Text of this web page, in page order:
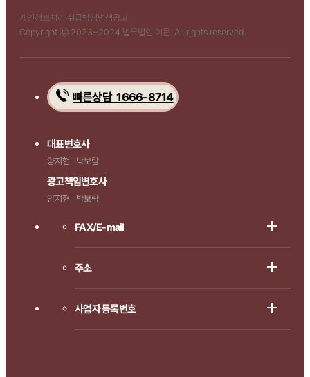
개인정보처리 취급방침면책공고
Copyright ⓒ 2023~2024 법무법인 이든. All rights reserved.
빠른상담 1666-8714
대표변호사
양지현 · 박보람
광고책임변호사
양지현 · 박보람
FAX/E-mail
주소
사업자 등록번호